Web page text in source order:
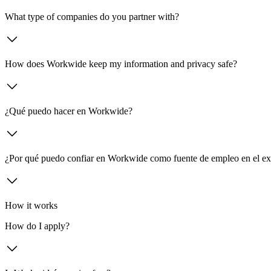
What type of companies do you partner with?
How does Workwide keep my information and privacy safe?
¿Qué puedo hacer en Workwide?
¿Por qué puedo confiar en Workwide como fuente de empleo en el
How it works
How do I apply?